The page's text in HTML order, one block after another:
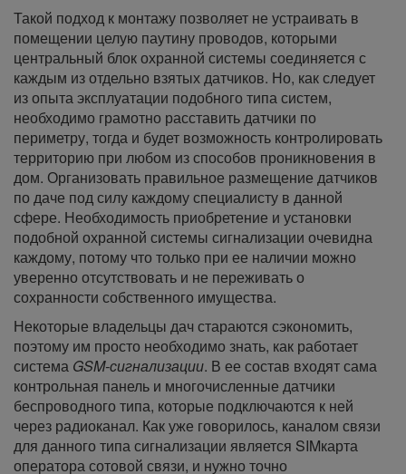
Такой подход к монтажу позволяет не устраивать в
помещении целую паутину проводов, которыми
центральный блок охранной системы соединяется с
каждым из отдельно взятых датчиков. Но, как следует
из опыта эксплуатации подобного типа систем,
необходимо грамотно расставить датчики по
периметру, тогда и будет возможность контролировать
территорию при любом из способов проникновения в
дом. Организовать правильное размещение датчиков
по даче под силу каждому специалисту в данной
сфере. Необходимость приобретение и установки
подобной охранной системы сигнализации очевидна
каждому, потому что только при ее наличии можно
уверенно отсутствовать и не переживать о
сохранности собственного имущества.
Некоторые владельцы дач стараются сэкономить,
поэтому им просто необходимо знать, как работает
система GSM-сигнализации. В ее состав входят сама
контрольная панель и многочисленные датчики
беспроводного типа, которые подключаются к ней
через радиоканал. Как уже говорилось, каналом связи
для данного типа сигнализации является SIMкарта
оператора сотовой связи, и нужно точно